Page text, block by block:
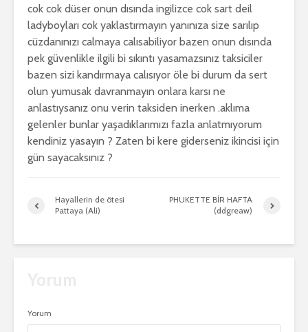
cok cok düser onun dısında ingilizce cok sart deil
ladyboyları cok yaklastırmayın yanınıza size sarılıp
cüzdanınızı calmaya calısabiliyor bazen onun dısında
pek güvenlikle ilgili bi sıkıntı yasamazsınız taksiciler
bazen sizi kandırmaya calısıyor öle bi durum da sert
olun yumusak davranmayın onlara karsı ne
anlastıysanız onu verin taksiden inerken .aklıma
gelenler bunlar yaşadıklarımızı fazla anlatmıyorum
kendiniz yasayın ? Zaten bi kere giderseniz ikincisi için
gün sayacaksınız ?
Hayallerin de ötesi
Pattaya (Ali)
PHUKETTE BİR HAFTA
(ddgreaw)
Yorum